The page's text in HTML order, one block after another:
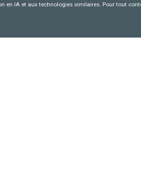
en IA et aux technologies similaires. Pour tout